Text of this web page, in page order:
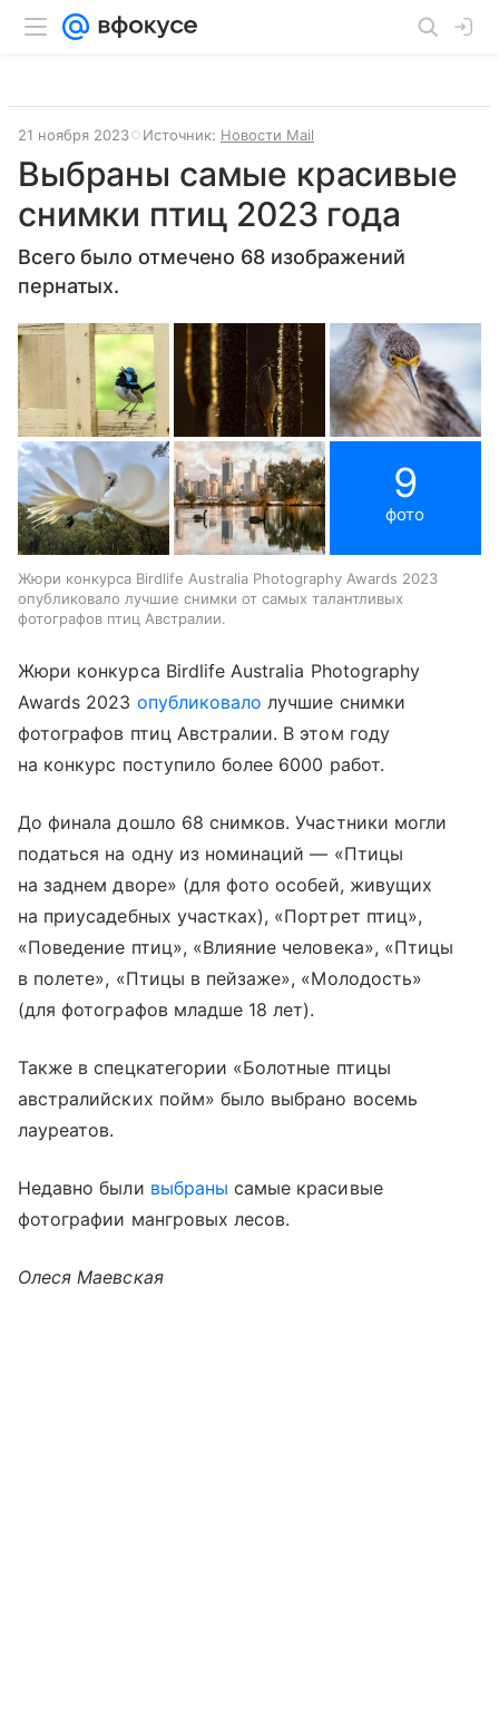
21 ноября 2023 Источник: Новости Mail
Выбраны самые красивые
снимки птиц 2023 года
Всего было отмечено 68 изображений
пернатых.
9
фото
Жюри конкурса Birdlife Australia Photography Awards 2023
опубликовало лучшие снимки от самых талантливых
фотографов птиц Австралии.
Жюри конкурса Birdlife Australia Photography
Awards 2023 опубликовало лучшие снимки
фотографов птиц Австралии. В этом году
на конкурс поступило более 6000 работ.
До финала дошло 68 снимков. Участники могли
податься на одну из номинаций — «Птицы
на заднем дворе» (для фото особей, живущих
на приусадебных участках), «Портрет птиц»,
«Поведение птиц», «Влияние человека», «Птицы
в полете», «Птицы в пейзаже», «Молодость»
(для фотографов младше 18 лет).
Также в спецкатегории «Болотные птицы
австралийских пойм» было выбрано восемь
лауреатов.
Недавно были выбраны самые красивые
фотографии мангровых лесов.
Олеся Маевская